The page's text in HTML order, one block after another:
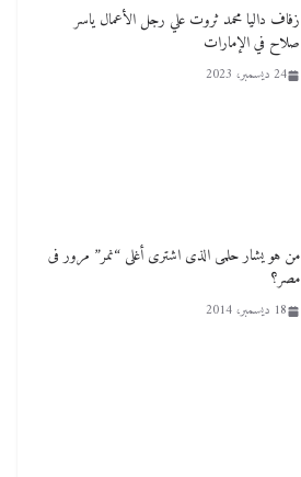
زفاف داليا محمد ثروت علي رجل الأعمال ياسر
صلاح في الإمارات
24 ديسمبر، 2023
من هو يشار حلمى الذى اشترى أغلى “نمر” مرور فى
مصر؟
18 ديسمبر، 2014